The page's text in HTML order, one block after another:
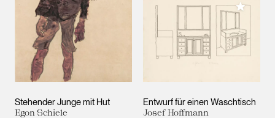
Stehender Junge mit Hut
Egon Schiele
Entwurf für einen Waschtisch
Josef Hoffmann
Meiner